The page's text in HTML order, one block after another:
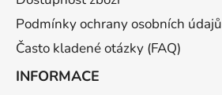
Podmínky ochrany osobních údajů
Často kladené otázky (FAQ)
INFORMACE